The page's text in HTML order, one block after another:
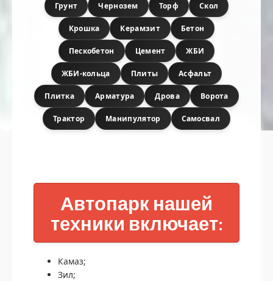
Грунт Чернозем Торф Скол
Крошка Керамзит Бетон
Пескобетон Цемент ЖБИ
ЖБИ-кольца Плиты Асфальт
Плитка Арматура Дрова Ворота
Трактор Манипулятор Самосвал
Автопарк нашей
техники включает:
Камаз;
Зил;